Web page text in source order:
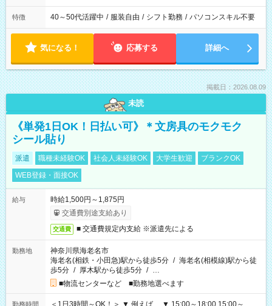
特徴 40～50代活躍中 / 服装自由 / シフト勤務 / パソコンスキル不要
気になる！ 応募する 詳細へ
掲載日：2026.08.09
未読
《単発1日OK！日払い可》＊文房具のモクモク
シール貼り
派遣 職種未経験OK 社会人未経験OK 大学生歓迎
ブランクOK
WEB登録・面接OK
給与
時給1,500円～1,875円
交通費別途支給あり
交通費 ■ 交通費規定内支給 ※派遣先による
勤務地
神奈川県海老名市
海老名(相鉄・小田急)駅から徒歩5分 / 海老名(相模線)駅から徒
歩5分 / 厚木駅から徒歩5分 / …
■物流センターなど ■勤務地選べます
勤務時間 ＜1日3時間～OK！＞ ▼ 例えば… ▼ 15:00～18:00 15:00～